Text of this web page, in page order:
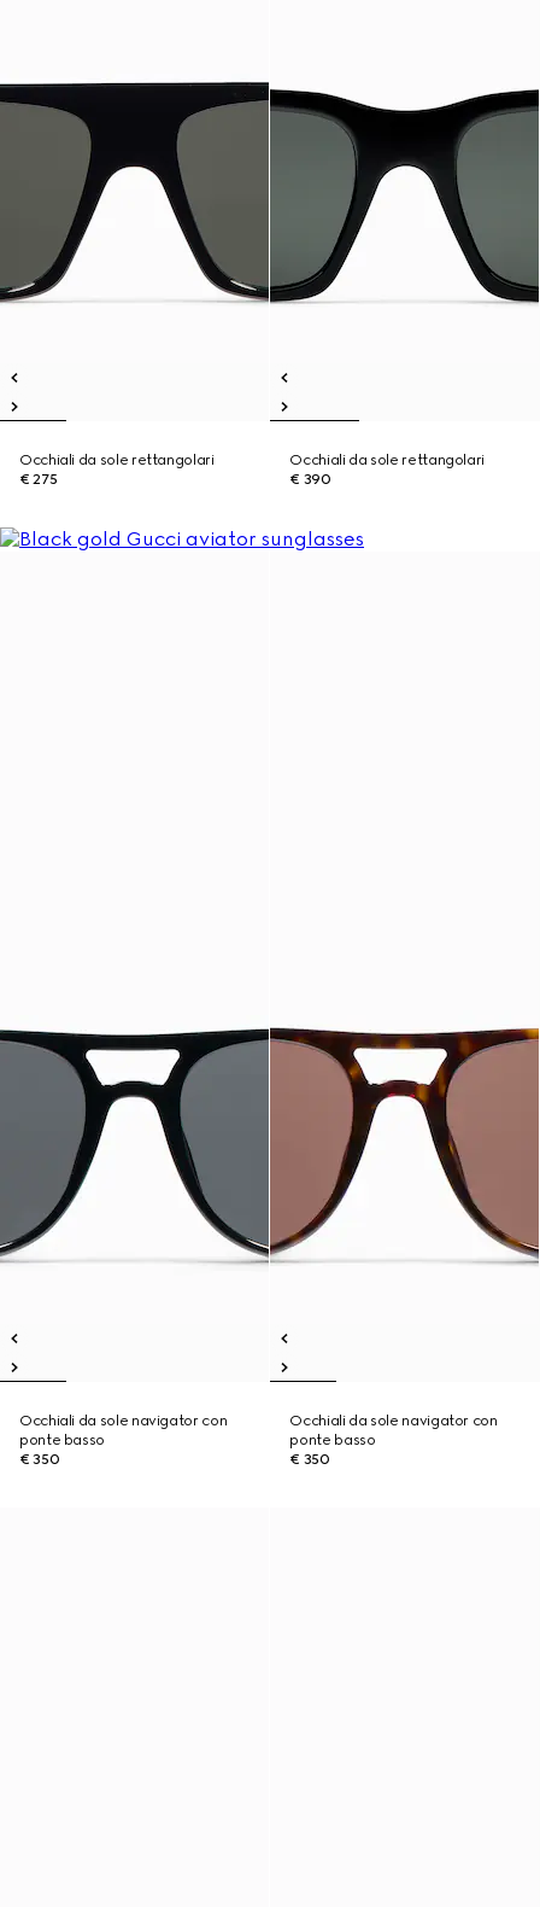
Occhiali da sole rettangolari
€ 275
Occhiali da sole rettangolari
€ 390
Occhiali da sole navigator con
ponte basso
€ 350
Occhiali da sole navigator con
ponte basso
€ 350